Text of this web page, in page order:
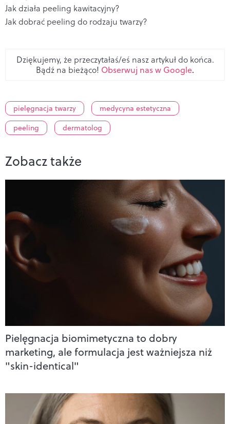
Jak działa peeling kawitacyjny?
Jak dobrać peeling do rodzaju twarzy?
Dziękujemy, że przeczytałaś/eś nasz artykuł do końca.
Bądź na bieżąco! Obserwuj nas w Google.
pielęgnacja twarzy
medycyna estetyczna
peeling
dermatolog
Zobacz także
Pielęgnacja biomimetyczna to dobry
marketing, ale formulacja jest ważniejsza niż
"skin-identical"